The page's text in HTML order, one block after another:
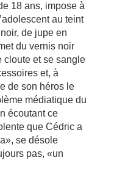
18 ans, impose à
au teint
de jupe en
du vernis noir
cloute et se sangle
et, à
de son héros le
médiatique du
écoutant ce
que Cédric a
se désole
pas, «un